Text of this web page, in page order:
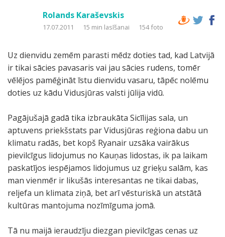
Rolands Karaševskis
17.07.2011 15 min lasīšanai 154 foto
Uz dienvidu zemēm parasti mēdz doties tad, kad Latvijā
ir tikai sācies pavasaris vai jau sācies rudens, tomēr
vēlējos pamēģināt īstu dienvidu vasaru, tāpēc nolēmu
doties uz kādu Vidusjūras valsti jūlija vidū.
Pagājušajā gadā tika izbraukāta Sicīlijas sala, un
aptuvens priekšstats par Vidusjūras reģiona dabu un
klimatu radās, bet kopš Ryanair uzsāka vairākus
pievilcīgus lidojumus no Kauņas lidostas, ik pa laikam
paskatījos iespējamos lidojumus uz grieķu salām, kas
man vienmēr ir likušās interesantas ne tikai dabas,
reljefa un klimata ziņā, bet arī vēsturiskā un atstātā
kultūras mantojuma nozīmīguma jomā.
Tā nu maijā ieraudzīju diezgan pievilcīgas cenas uz